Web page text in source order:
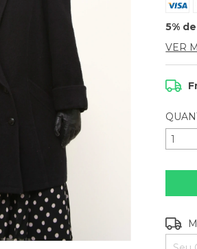
5%
VER